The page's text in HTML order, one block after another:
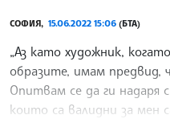
СОФИЯ, 15.06.2022 15:06 (БТА)
„Аз като художник,
образите, имам предвид,
Опитвам се да ги надаря
които са валидни за мен